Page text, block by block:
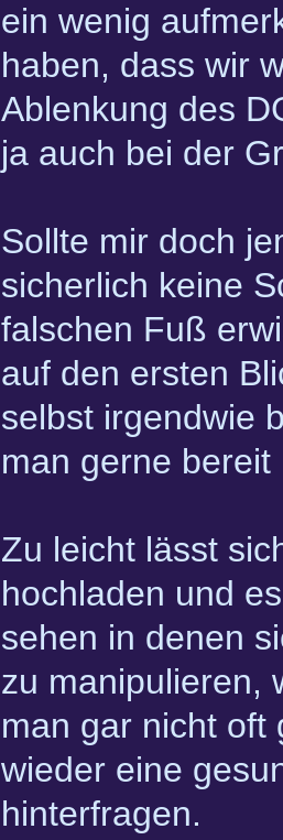
ein wenig
haben, dass wir
Ablenkung des
ja auch bei der
Sollte mir doch
sicherlich keine
falschen Fuß
auf den ersten
selbst irgendwie
man gerne
Zu leicht lässt
hochladen und
sehen in denen
zu manipulieren,
man gar nicht oft
wieder eine
hinterfragen.